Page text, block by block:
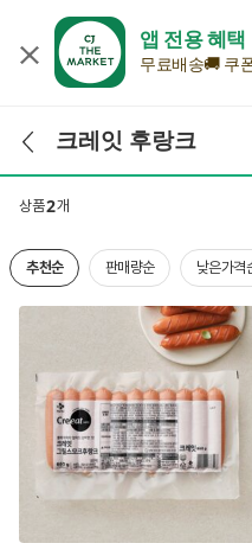
앱 전용 혜택
무료배송🚚 쿠
검색어 입력
상품2개
추천순 판매량순 낮은가격